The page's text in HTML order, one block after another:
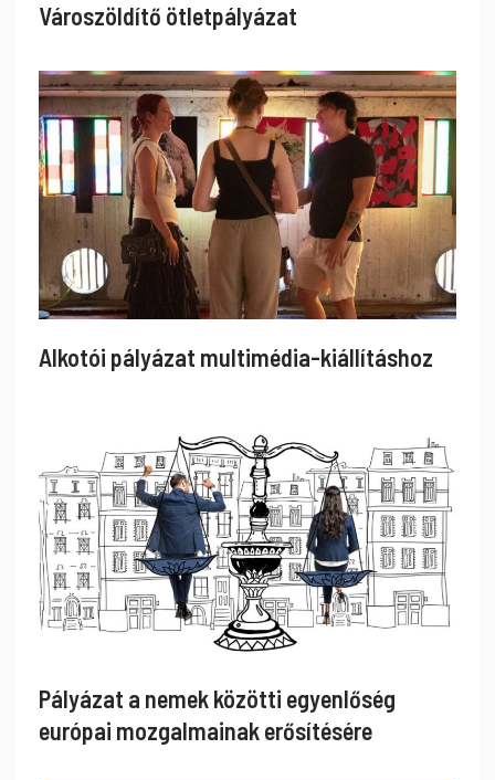
Városzöldítő ötletpályázat
Alkotói pályázat multimédia-kiállításhoz
Pályázat a nemek közötti egyenlőség
európai mozgalmainak erősítésére